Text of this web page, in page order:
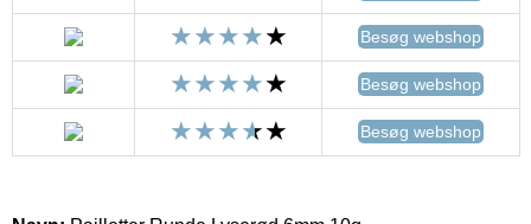
Besøg webshop
Besøg webshop
Besøg webshop